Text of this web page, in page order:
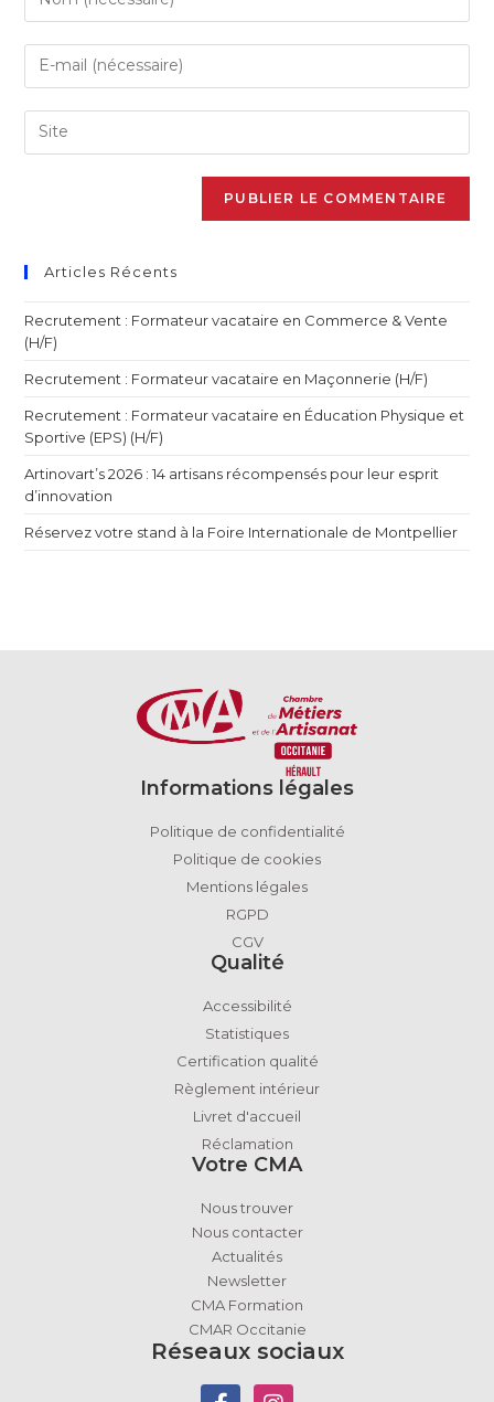
Articles Récents
Recrutement : Formateur vacataire en Commerce & Vente
(H/F)
Recrutement : Formateur vacataire en Maçonnerie (H/F)
Recrutement : Formateur vacataire en Éducation Physique et
Sportive (EPS) (H/F)
Artinovart’s 2026 : 14 artisans récompensés pour leur esprit
d’innovation
Réservez votre stand à la Foire Internationale de Montpellier
Informations légales
Politique de confidentialité
Politique de cookies
Mentions légales
RGPD
CGV
Qualité
Accessibilité
Statistiques
Certification qualité
Règlement intérieur
Livret d'accueil
Réclamation
Votre CMA
Nous trouver
Nous contacter
Actualités
Newsletter
CMA Formation
CMAR Occitanie
Réseaux sociaux